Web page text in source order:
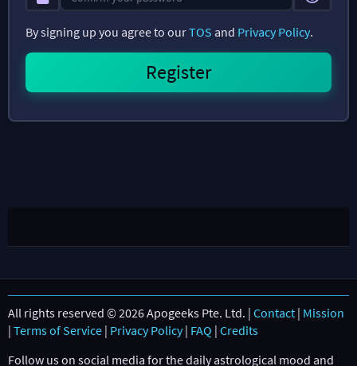
By signing up you agree to ourTOS and Privacy Policy.
All rights reserved © 2026 Apogeeks Pte. Ltd. | Contact | Mission
| Terms of Service | Privacy Policy| FAQ | Credits
Follow us on social media for the daily astrological mood and